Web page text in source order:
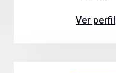
Ver perfil